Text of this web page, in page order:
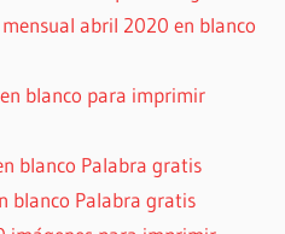
abril 2020 en blanco
blanco para imprimir
blanco Palabra gratis
blanco Palabra gratis